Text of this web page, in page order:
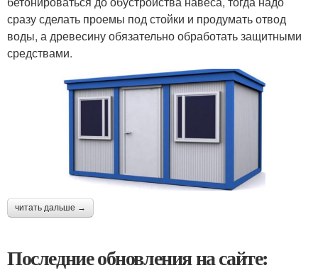
сразу сделать проемы под стойки и продумать отвод
воды, а древесину обязательно обработать защитными
средствами.
читать дальше →
Последние обновления на сайте: